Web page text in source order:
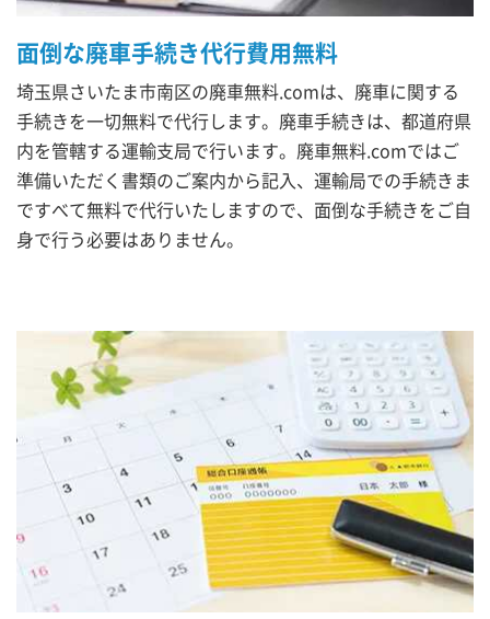
面倒な廃車手続き代行費用無料
埼玉県さいたま市南区の廃車無料.comは、廃車に関する
手続きを一切無料で代行します。廃車手続きは、都道府県
内を管轄する運輸支局で行います。廃車無料.comではご
準備いただく書類のご案内から記入、運輸局での手続きま
ですべて無料で代行いたしますので、面倒な手続きをご自
身で行う必要はありません。